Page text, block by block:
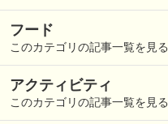
フード
このカテゴリの記事一覧を見る
アクティビティ
このカテゴリの記事一覧を見る